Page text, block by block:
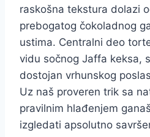
raskošna tekstura dolazi
prebogatog čokoladnog
ustima. Centralni deo
vidu sočnog Jaffa keksa,
dostojan vrhunskog
Uz naš proveren trik sa
pravilnim hlađenjem
izgledati apsolutno